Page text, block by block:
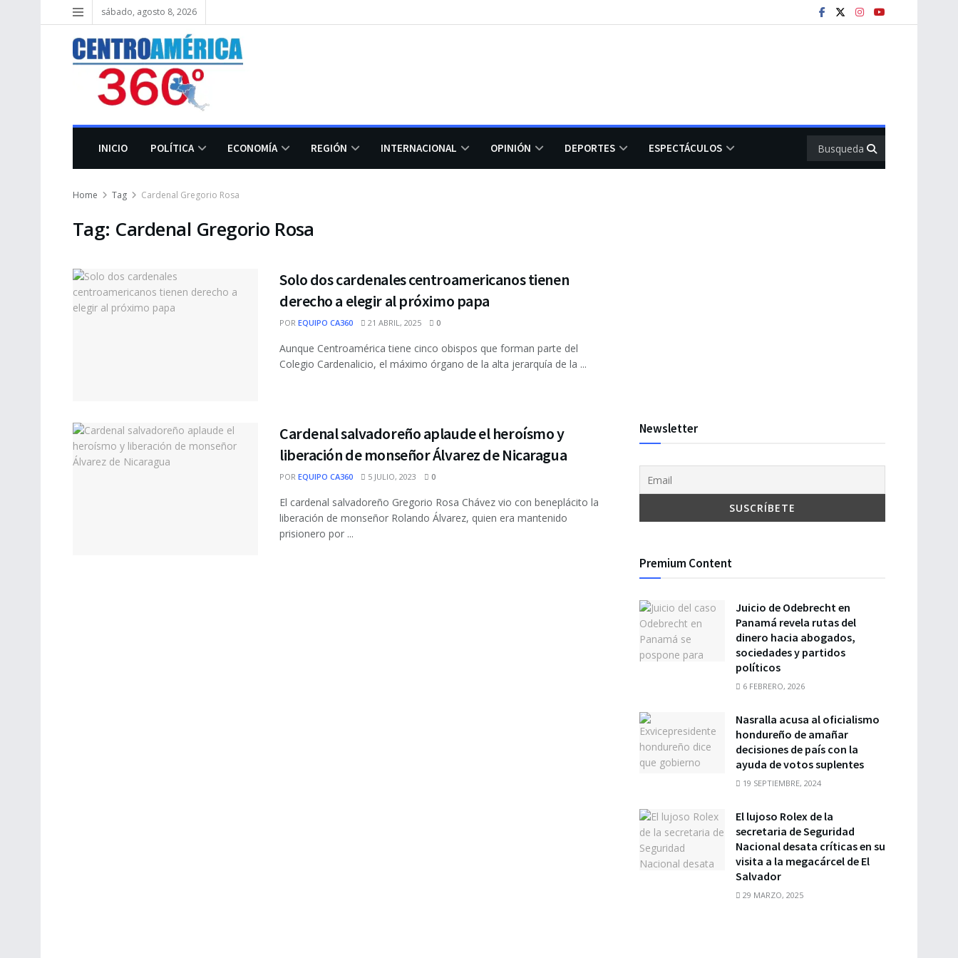
sábado, agosto 8, 2026
INICIO POLÍTICA ECONOMÍA REGIÓN INTERNACIONAL OPINIÓN DEPORTES ESPECTÁCULOS
Home Tag Cardenal Gregorio Rosa
Tag: Cardenal Gregorio Rosa
Solo dos cardenales centroamericanos tienen
derecho a elegir al próximo papa
POR EQUIPO CA360 21 ABRIL, 2025 0
Aunque Centroamérica tiene cinco obispos que forman parte del
Colegio Cardenalicio, el máximo órgano de la alta jerarquía de la ...
Cardenal salvadoreño aplaude el heroísmo y
liberación de monseñor Álvarez de Nicaragua
POR EQUIPO CA360 5 JULIO, 2023 0
El cardenal salvadoreño Gregorio Rosa Chávez vio con beneplácito la
liberación de monseñor Rolando Álvarez, quien era mantenido
prisionero por ...
Newsletter
Premium Content
Juicio de Odebrecht en
Panamá revela rutas del
dinero hacia abogados,
sociedades y partidos
políticos
6 FEBRERO, 2026
Nasralla acusa al oficialismo
hondureño de amañar
decisiones de país con la
ayuda de votos suplentes
19 SEPTIEMBRE, 2024
El lujoso Rolex de la
secretaria de Seguridad
Nacional desata críticas en su
visita a la megacárcel de El
Salvador
29 MARZO, 2025